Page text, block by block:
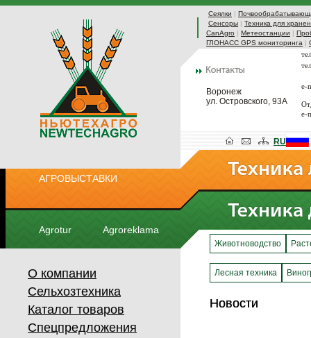
Сеялки |
Сенсоры | Техника для
CanAgro | Метеостанции |
ГЛОНАСС GPS мониторинга |
Воронеж
ул. Островского, 93А
e-
e-
АГРОВЫСТАВКИ
Agrotur Agroreklama
RU
О компании
Сельхозтехника
Каталог товаров
Спецпредложения
Животноводство
Лесная техника
Новости
Новости